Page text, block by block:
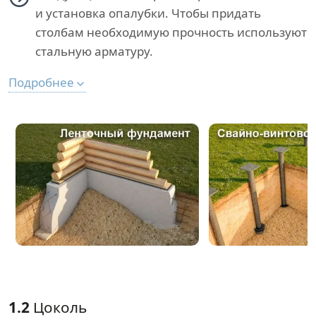
и установка опалубки. Чтобы придать
столбам необходимую прочность используют
стальную арматуру.
Подробнее
1.2 Цоколь